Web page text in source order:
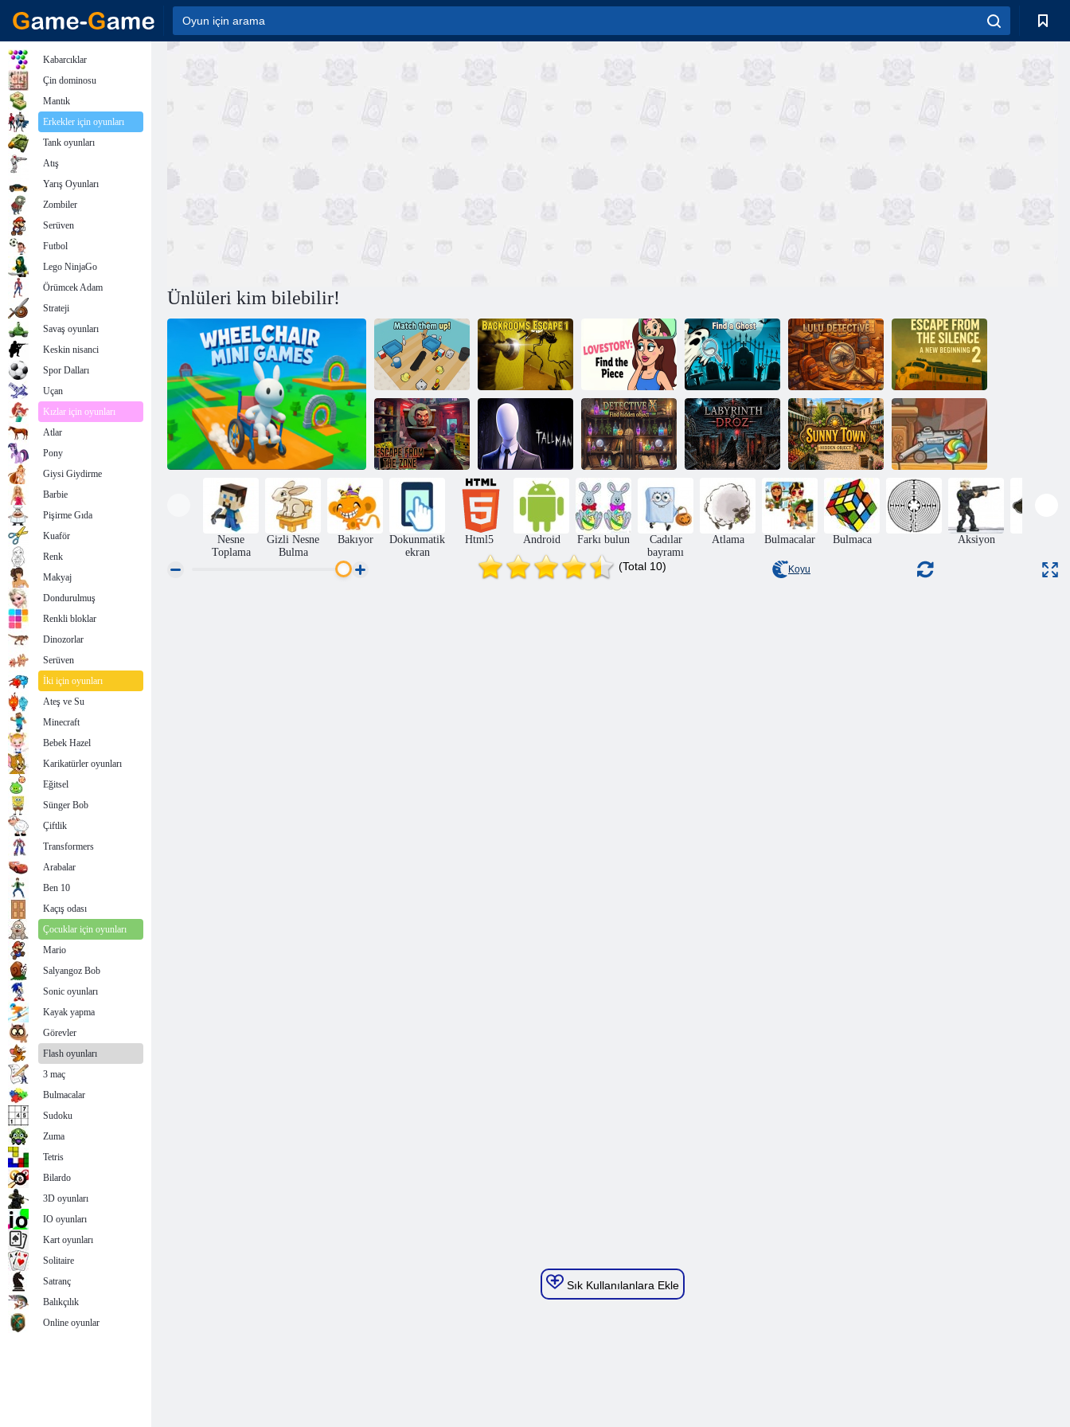
Ünlüleri kim bilebilir!
Onları eşleştirin!
Arka Odalardan
Kaçış 1
Aşk Hikayesi:
Parçayı Bul
Bir Hayalet Bul Lulu Dedektifi
Sessizlikten
Kaçış 2 yeni bir
başlangıç
Bölgeden Kaçış Uzun Adam
Dedektif X Gizli
nesneyi bul
Droz Labirenti
Güneşli Kasaba
Gizli Nesne
Candy bul
Nesne
Toplama
Gizli Nesne
Bulma
Bakıyor
Dokunmatik
ekran
Html5 Android Farkı bulun
Cadılar
bayramı
Atlama Bulmacalar Bulmaca Aksiyon
(Total 10) Koyu
Sık Kullanılanlara Ekle
Kabarcıklar
Çin dominosu
Mantık
Erkekler için oyunları
Tank oyunları
Atış
Yarış Oyunları
Zombiler
Serüven
Futbol
Lego NinjaGo
Örümcek Adam
Strateji
Savaş oyunları
Keskin nisanci
Spor Dalları
Uçan
Kızlar için oyunları
Atlar
Pony
Giysi Giydirme
Barbie
Pişirme Gıda
Kuaför
Renk
Makyaj
Dondurulmuş
Renkli bloklar
Dinozorlar
Serüven
İki için oyunları
Ateş ve Su
Minecraft
Bebek Hazel
Karikatürler oyunları
Eğitsel
Sünger Bob
Çiftlik
Transformers
Arabalar
Ben 10
Kaçış odası
Çocuklar için oyunları
Mario
Salyangoz Bob
Sonic oyunları
Kayak yapma
Görevler
Flash oyunları
3 maç
Bulmacalar
Sudoku
Zuma
Tetris
Bilardo
3D oyunları
IO oyunları
Kart oyunları
Solitaire
Satranç
Balıkçılık
Online oyunlar